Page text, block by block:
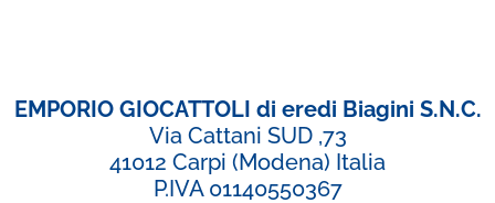
EMPORIO GIOCATTOLI di eredi Biagini S.N.C.
Via Cattani SUD ,73
41012 Carpi (Modena) Italia
P.IVA 01140550367